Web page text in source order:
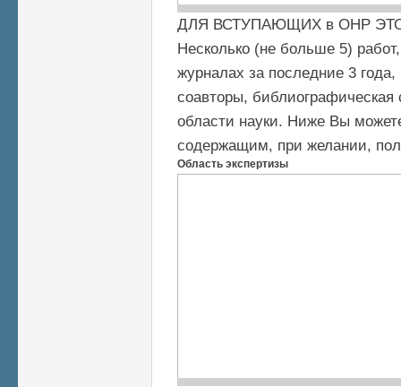
ДЛЯ ВСТУПАЮЩИХ в ОНР
Несколько (не больше 5)
журналах за последние 3
соавторы,
области науки. Ниже Вы
содержащим, при желании,
Область экспертизы